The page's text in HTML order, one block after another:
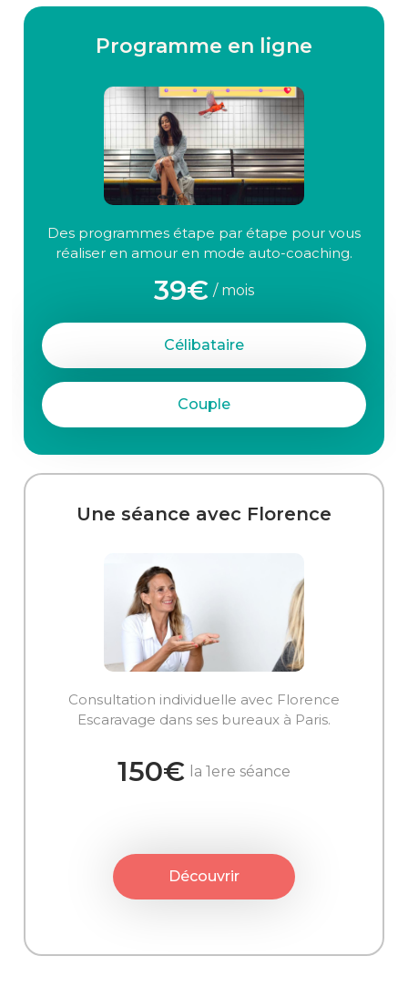
Programme en ligne
Des programmes étape par étape pour vous
réaliser en amour en mode auto-coaching.
39€ / mois
Célibataire
Couple
Une séance avec Florence
Consultation individuelle avec Florence
Escaravage dans ses bureaux à Paris.
150€ la 1ere séance
Découvrir